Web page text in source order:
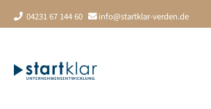
Zum
Inhalt
04231 67 144 60 info@startklar-verden.de